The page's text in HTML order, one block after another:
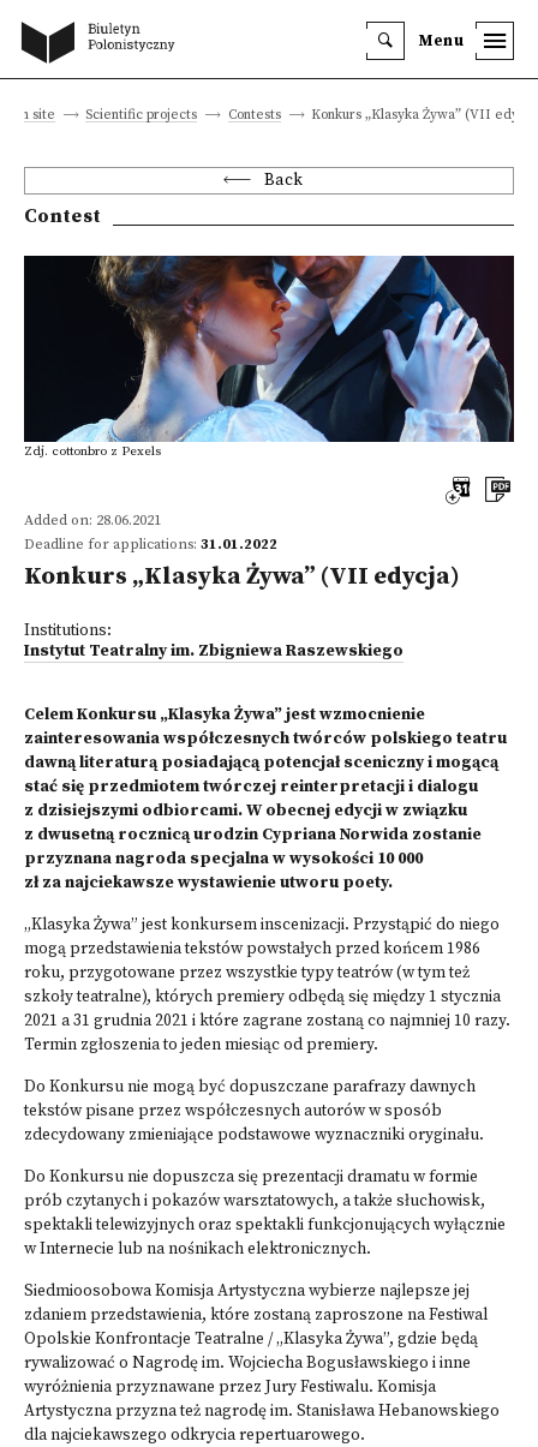
Menu
site Scientific projects Contests Konkurs „Klasyka Żywa” (VII
Back
Contest
Zdj. cottonbro z Pexels
Added on: 28.06.2021
Deadline for applications: 31.01.2022
Konkurs „Klasyka Żywa” (VII edycja)
Institutions:
Instytut Teatralny im. Zbigniewa Raszewskiego
Celem Konkursu „Klasyka Żywa” jest wzmocnienie
zainteresowania współczesnych twórców polskiego teatru
dawną literaturą posiadającą potencjał sceniczny i mogącą
stać się przedmiotem twórczej reinterpretacji i dialogu
z dzisiejszymi odbiorcami. W obecnej edycji w związku
z dwusetną rocznicą urodzin Cypriana Norwida zostanie
przyznana nagroda specjalna w wysokości 10 000
zł za najciekawsze wystawienie utworu poety.
„Klasyka Żywa” jest konkursem inscenizacji. Przystąpić do niego
mogą przedstawienia tekstów powstałych przed końcem 1986
roku, przygotowane przez wszystkie typy teatrów (w tym też
szkoły teatralne), których premiery odbędą się między 1 stycznia
2021 a 31 grudnia 2021 i które zagrane zostaną co najmniej 10 razy.
Termin zgłoszenia to jeden miesiąc od premiery.
Do Konkursu nie mogą być dopuszczane parafrazy dawnych
tekstów pisane przez współczesnych autorów w sposób
zdecydowany zmieniające podstawowe wyznaczniki oryginału.
Do Konkursu nie dopuszcza się prezentacji dramatu w formie
prób czytanych i pokazów warsztatowych, a także słuchowisk,
spektakli telewizyjnych oraz spektakli funkcjonujących wyłącznie
w Internecie lub na nośnikach elektronicznych.
Siedmioosobowa Komisja Artystyczna wybierze najlepsze jej
zdaniem przedstawienia, które zostaną zaproszone na Festiwal
Opolskie Konfrontacje Teatralne / „Klasyka Żywa”, gdzie będą
rywalizować o Nagrodę im. Wojciecha Bogusławskiego i inne
wyróżnienia przyznawane przez Jury Festiwalu. Komisja
Artystyczna przyzna też nagrodę im. Stanisława Hebanowskiego
dla najciekawszego odkrycia repertuarowego.